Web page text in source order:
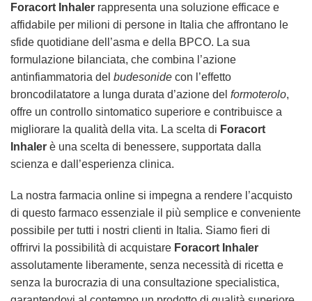
Foracort Inhaler rappresenta una soluzione efficace e
affidabile per milioni di persone in Italia che affrontano le
sfide quotidiane dell’asma e della BPCO. La sua
formulazione bilanciata, che combina l’azione
antinfiammatoria del budesonide con l’effetto
broncodilatatore a lunga durata d’azione del formoterolo,
offre un controllo sintomatico superiore e contribuisce a
migliorare la qualità della vita. La scelta di Foracort
Inhaler è una scelta di benessere, supportata dalla
scienza e dall’esperienza clinica.
La nostra farmacia online si impegna a rendere l’acquisto
di questo farmaco essenziale il più semplice e conveniente
possibile per tutti i nostri clienti in Italia. Siamo fieri di
offrirvi la possibilità di acquistare Foracort Inhaler
assolutamente liberamente, senza necessità di ricetta e
senza la burocrazia di una consultazione specialistica,